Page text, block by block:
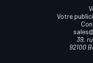
Votre
39,
92100